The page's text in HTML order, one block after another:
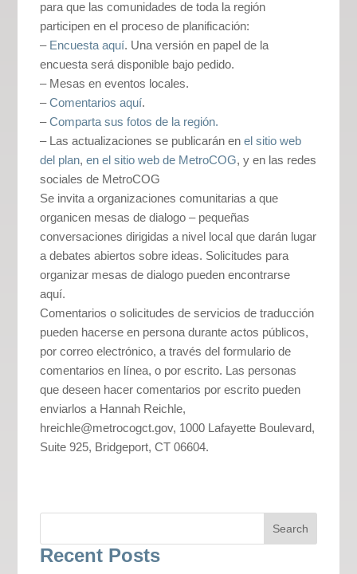
para que las comunidades de toda la región
participen en el proceso de planificación:
– Encuesta aquí. Una versión en papel de la
encuesta será disponible bajo pedido.
– Mesas en eventos locales.
–Comentarios aquí.
–Comparta sus fotos de la región.
– Las actualizaciones se publicarán en el sitio web
del plan,en el sitio web de MetroCOG, y en las redes
sociales de MetroCOG
Se invita a organizaciones comunitarias a que
organicen mesas de dialogo – pequeñas
conversaciones dirigidas a nivel local que darán lugar
a debates abiertos sobre ideas. Solicitudes para
organizar mesas de dialogo pueden encontrarse
aquí.
Comentarios o solicitudes de servicios de traducción
pueden hacerse en persona durante actos públicos,
por correo electrónico, a través del formulario de
comentarios en línea, o por escrito. Las personas
que deseen hacer comentarios por escrito pueden
enviarlos a Hannah Reichle,
hreichle@metrocogct.gov, 1000 Lafayette Boulevard,
Suite 925, Bridgeport, CT 06604.
Recent Posts